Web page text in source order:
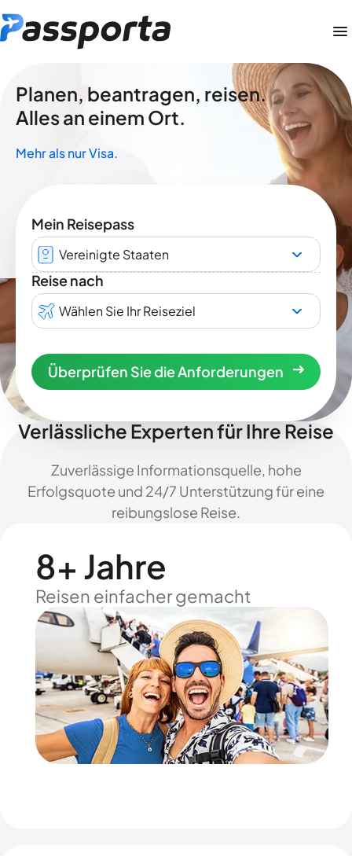
Planen, beantragen, reisen.
Alles an einem Ort.
Mehr als nur Visa.
Mein Reisepass
Vereinigte Staaten
Reise nach
Wählen Sie Ihr Reiseziel
Überprüfen Sie die Anforderungen
Verlässliche Experten für Ihre Reise
Zuverlässige Informationsquelle, hohe
Erfolgsquote und 24/7 Unterstützung für eine
reibungslose Reise.
8+ Jahre
Reisen einfacher gemacht